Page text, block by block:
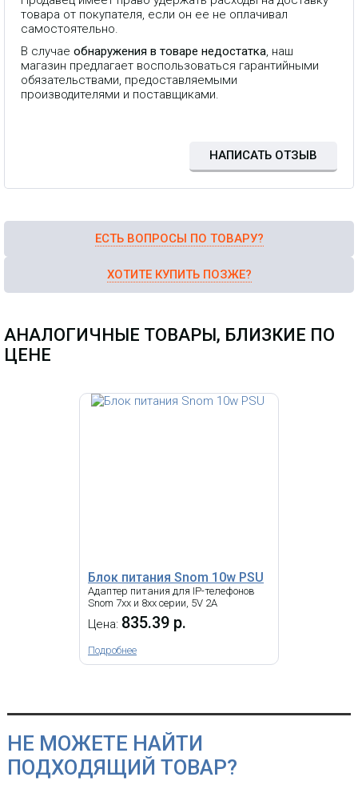
товара от покупателя, если он ее не оплачивал
самостоятельно.
В случае обнаружения в товаре недостатка, наш
магазин предлагает воспользоваться гарантийными
обязательствами, предоставляемыми
производителями и поставщиками.
НАПИСАТЬ ОТЗЫВ
ЕСТЬ ВОПРОСЫ ПО ТОВАРУ?
ХОТИТЕ КУПИТЬ ПОЗЖЕ?
АНАЛОГИЧНЫЕ ТОВАРЫ, БЛИЗКИЕ ПО
ЦЕНЕ
Блок питания Snom 10w PSU
Адаптер питания для IP-телефонов
Snom 7хх и 8хх серии, 5V 2A
Цена: 835.39 р.
Подробнее
НЕ МОЖЕТЕ НАЙТИ
ПОДХОДЯЩИЙ ТОВАР?